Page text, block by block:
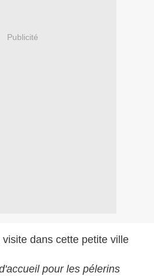
Publicité
dans cette petite ville
pour les pélerins